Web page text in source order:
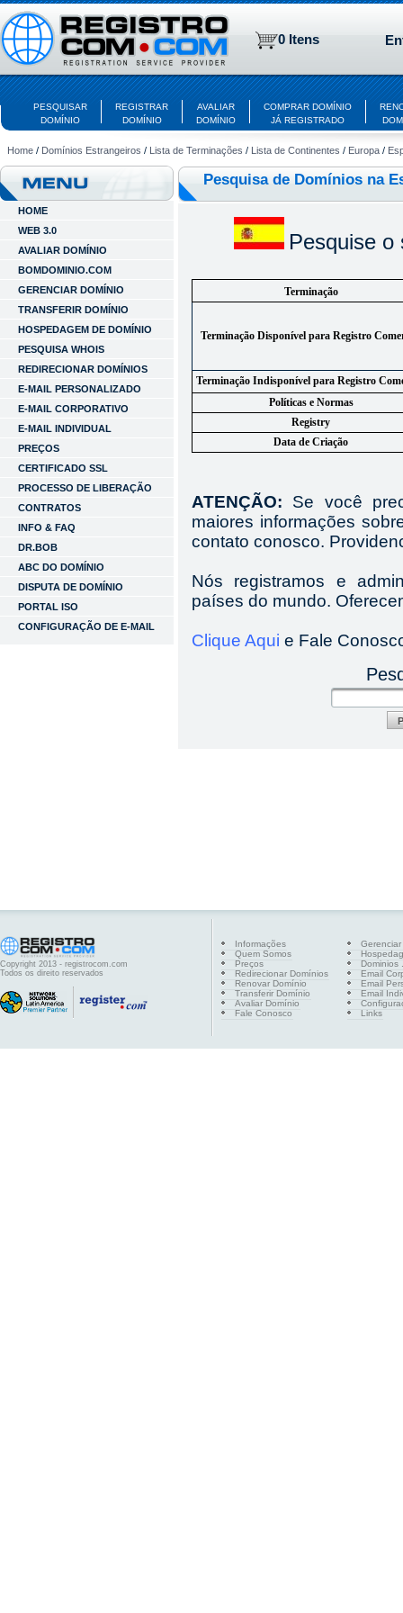
0 Itens
PESQUISAR
DOMÍNIO
REGISTRAR
DOMÍNIO
AVALIAR
DOMÍNIO
COMPRAR DOMÍNIO
JÁ REGISTRADO
Home / Domínios Estrangeiros / Lista de Terminações / Lista de Continentes / Europa /
HOME
WEB 3.0
AVALIAR DOMÍNIO
BOMDOMINIO.COM
GERENCIAR DOMÍNIO
TRANSFERIR DOMÍNIO
HOSPEDAGEM DE DOMÍNIO
PESQUISA WHOIS
REDIRECIONAR DOMÍNIOS
E-MAIL PERSONALIZADO
E-MAIL CORPORATIVO
E-MAIL INDIVIDUAL
PREÇOS
CERTIFICADO SSL
PROCESSO DE LIBERAÇÃO
CONTRATOS
INFO & FAQ
DR.BOB
ABC DO DOMÍNIO
DISPUTA DE DOMÍNIO
PORTAL ISO
CONFIGURAÇÃO DE E-MAIL
Pesquisa de Domínios na
Pesquise o
Terminação
Terminação Disponível para Registro
Terminação Indisponível para Registro
Políticas e Normas
Registry
Data de Criação
ATENÇÃO: Se você
maiores informações
contato conosco.
Nós registramos e
países do mundo.
Clique Aqui e Fale
Copyright 2013 - registrocom.com
Todos os direito reservados
Informações
Quem Somos
Preços
Redirecionar Domínios
Renovar Domínio
Transferir Domínio
Avaliar Domínio
Fale Conosco
Dominios
Email
Email
Email
Links